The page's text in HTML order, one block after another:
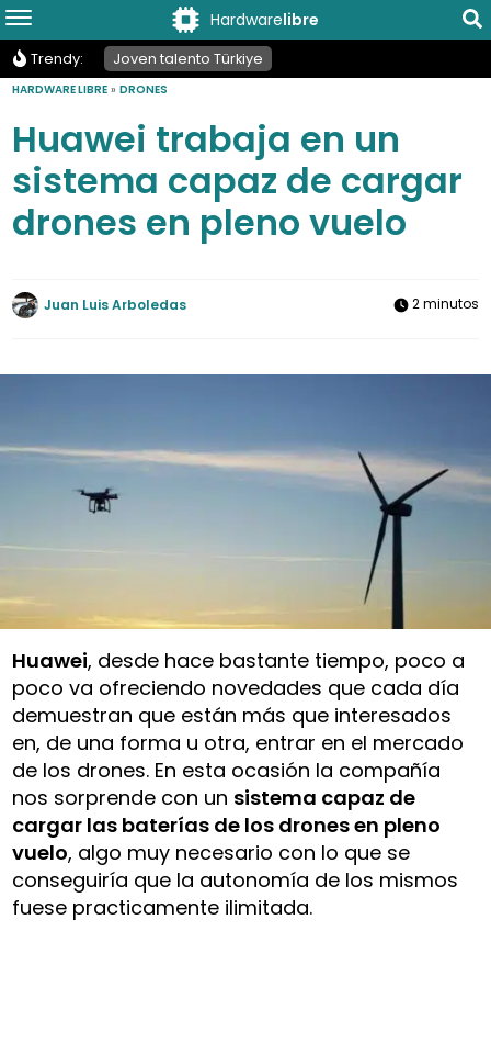
Hardwarelibre
Trendy: Joven talento Türkiye
HARDWARE LIBRE »DRONES
Huawei trabaja en un
sistema capaz de cargar
drones en pleno vuelo
Juan Luis Arboledas 2 minutos
Huawei, desde hace bastante tiempo, poco a
poco va ofreciendo novedades que cada día
demuestran que están más que interesados
en, de una forma u otra, entrar en el mercado
de los drones. En esta ocasión la compañía
nos sorprende con un sistema capaz de
cargar las baterías de los drones en pleno
vuelo, algo muy necesario con lo que se
conseguiría que la autonomía de los mismos
fuese practicamente ilimitada.